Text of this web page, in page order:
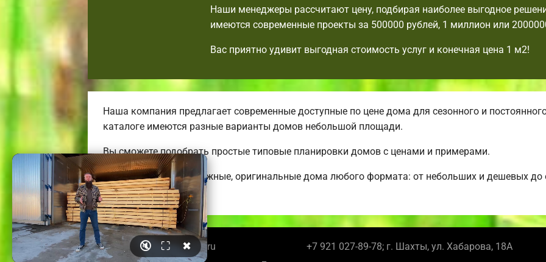
Наши менеджеры рассчитают цену, подбирая наиболее выгодное
имеются современные проекты за 500000 рублей, 1 миллион или
Вас приятно удивит выгодная стоимость услуг и конечная цена 1 м2!
Наша компания предлагает современные доступные по цене дома для сезонного и
каталоге имеются разные варианты домов небольшой площади.
Вы сможете подобрать простые типовые планировки домов с ценами и примерами.
Строим удобные, надежные, оригинальные дома любого формата: от небольших и дешевых
коттеджей.
© 2026 shahtybrusdoma.ru
+7 921 027-89-78; г. Шахты, ул. Хабарова, 18А
🔇 ⛶ ✖